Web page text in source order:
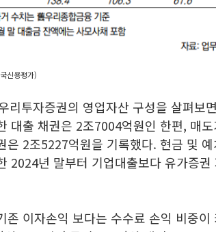
신용평가)
리투자증권의 영업자산 구성을 살펴보
대출 채권은 2조7004억원인 한편, 매
은 2조5227억원을 기록했다. 현금 및
2024년 말부터 기업대출보다 유가증
존 이자손익 보다는 수수료 손익 비중